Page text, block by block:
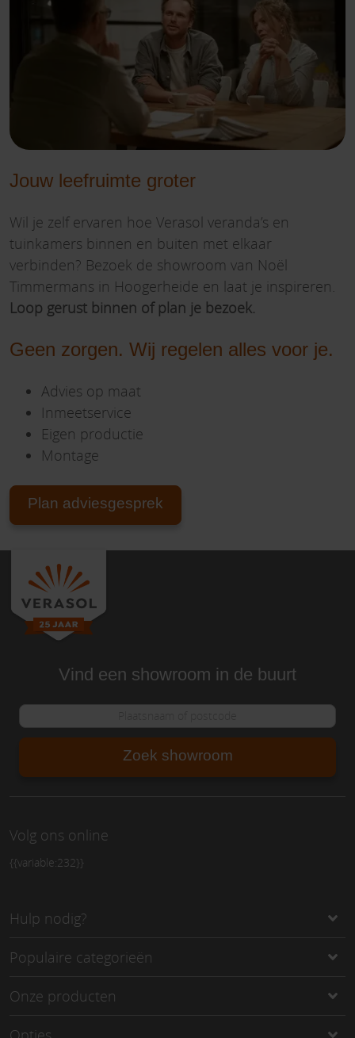
Jouw leefruimte groter
Wil je zelf ervaren hoe Verasol veranda’s en
tuinkamers binnen en buiten met elkaar
verbinden? Bezoek de showroom van Noël
Timmermans in Hoogerheide en laat je inspireren.
Loop gerust binnen of plan je bezoek.
Geen zorgen. Wij regelen alles voor je.
Advies op maat
Inmeetservice
Eigen productie
Montage
Plan adviesgesprek
Vind een showroom in de buurt
Zoek showroom
Volg ons online
{{variable:232}}
Hulp nodig?
Populaire categorieën
Onze producten